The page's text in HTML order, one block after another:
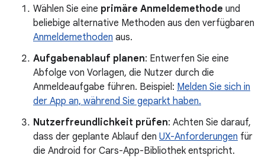
Wählen Sie eine primäre Anmeldemethode und
beliebige alternative Methoden aus den verfügbaren
Anmeldemethoden aus.
Aufgabenablauf planen: Entwerfen Sie eine
Abfolge von Vorlagen, die Nutzer durch die
Anmeldeaufgabe führen. Beispiel: Melden Sie sich in
der App an, während Sie geparkt haben.
Nutzerfreundlichkeit prüfen: Achten Sie darauf,
dass der geplante Ablauf den UX-Anforderungen für
die Android for Cars-App-Bibliothek entspricht.